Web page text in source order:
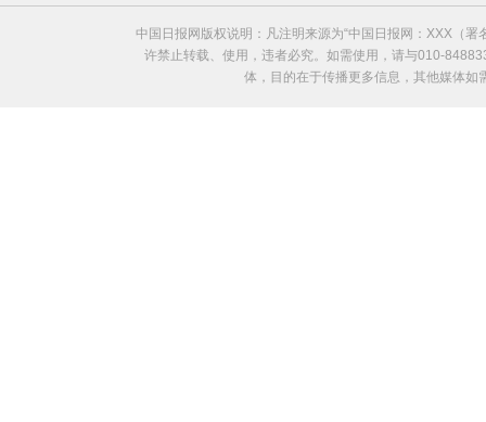
中国日报网版权说明：凡注明来源为“中国日报网：XXX（
许禁止转载、使用，违者必究。如需使用，请与010-
体，目的在于传播更多信息，其他媒体